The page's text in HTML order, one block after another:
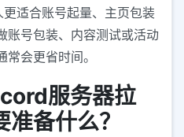
适合账号起量、主页包装
账号包装、内容测试或活动
会更省时间。
服务器拉
备什么？